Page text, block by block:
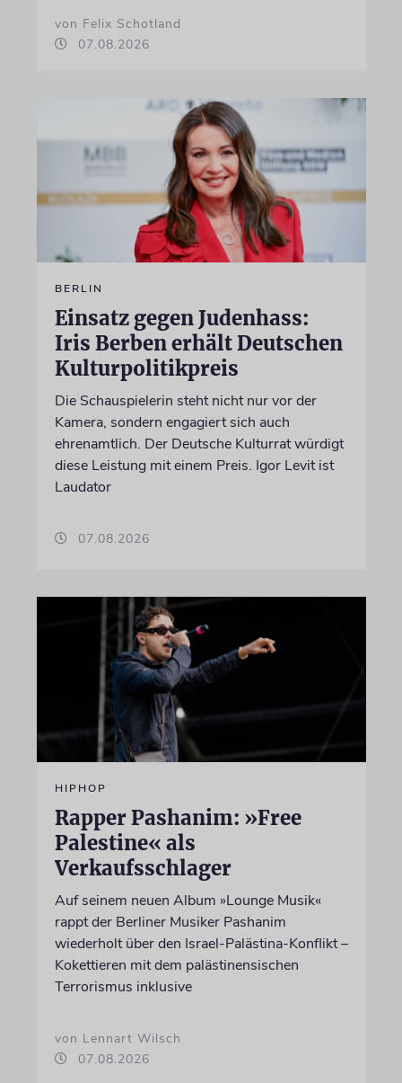
von Felix Schotland
07.08.2026
BERLIN
Einsatz gegen Judenhass:
Iris Berben erhält Deutschen
Kulturpolitikpreis
Die Schauspielerin steht nicht nur vor der
Kamera, sondern engagiert sich auch
ehrenamtlich. Der Deutsche Kulturrat würdigt
diese Leistung mit einem Preis. Igor Levit ist
Laudator
07.08.2026
HIPHOP
Rapper Pashanim: »Free
Palestine« als
Verkaufsschlager
Auf seinem neuen Album »Lounge Musik«
rappt der Berliner Musiker Pashanim
wiederholt über den Israel-Palästina-Konflikt –
Kokettieren mit dem palästinensischen
Terrorismus inklusive
von Lennart Wilsch
07.08.2026